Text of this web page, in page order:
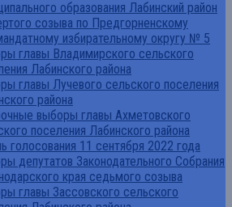
образования Лабинский район
созыва по Предгорненскому
избирательному округу № 5
главы Владимирского сельского
Лабинского района
главы Лучевого сельского поселения
района
выборы главы Ахметовского
поселения Лабинского района
голосования 11 сентября 2022 года
депутатов Законодательного Собрания
края седьмого созыва
главы Зассовского сельского